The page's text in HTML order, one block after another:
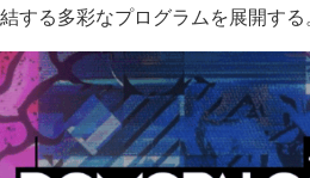
刷機材年鑑
サイトポリシー お問い合わせ
する多彩なプログラムを展開する